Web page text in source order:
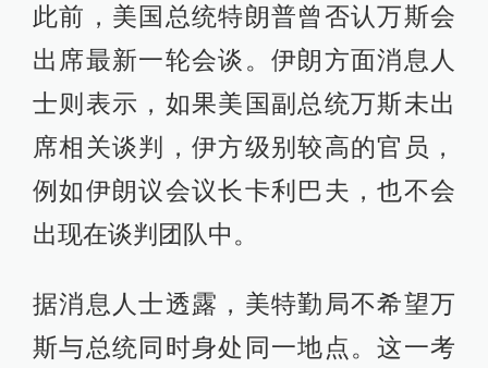
查看详情
03:38
美媒：特朗普已通知国会伊朗战事重新爆发
查看详情
2026-07-13
22:38
特朗普：恢复对伊朗封锁，将收取海峡货运
查看详情
2026-06-29
此前，美国总统特朗普曾否认万斯会
出席最新一轮会谈。伊朗方面消息人
士则表示，如果美国副总统万斯未出
席相关谈判，伊方级别较高的官员，
例如伊朗议会议长卡利巴夫，也不会
出现在谈判团队中。
据消息人士透露，美特勤局不希望万
斯与总统同时身处同一地点。这一考